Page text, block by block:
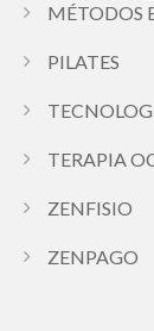
MÉTODOS
PILATES
TERAPIA
ZENFISIO
ZENPAGO